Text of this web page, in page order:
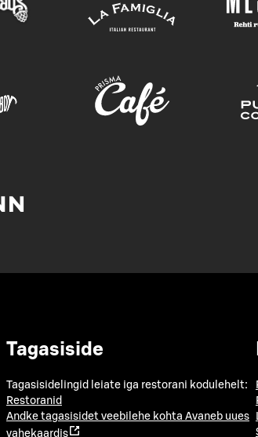
Tagasiside
Tagasisidelingid leiate iga restorani kodulehelt:
Restoranid
Andke tagasisidet veebilehe kohta Avaneb uues
vahekaardis